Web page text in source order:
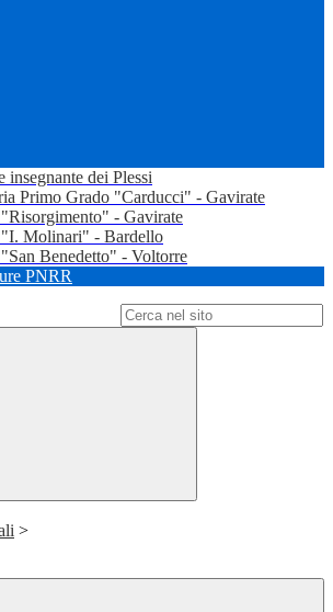
insegnante dei Plessi
Primo Grado "Carducci" - Gavirate
- Gavirate
"I. Molinari" - Bardello
Benedetto" - Voltorre
PNRR
>